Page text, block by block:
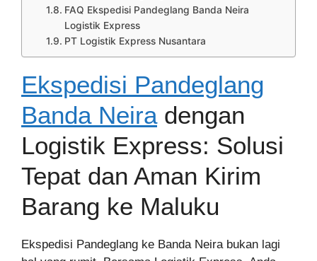
FAQ Ekspedisi Pandeglang Banda Neira
Logistik Express
PT Logistik Express Nusantara
Ekspedisi Pandeglang
Banda Neiradengan
Logistik Express: Solusi
Tepat dan Aman Kirim
Barang ke Maluku
Ekspedisi Pandeglang ke Banda Neira bukan lagi